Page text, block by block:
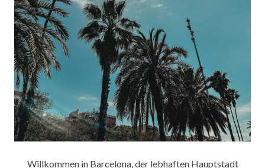
Willkommen in Barcelona, der lebhaften Hauptstadt